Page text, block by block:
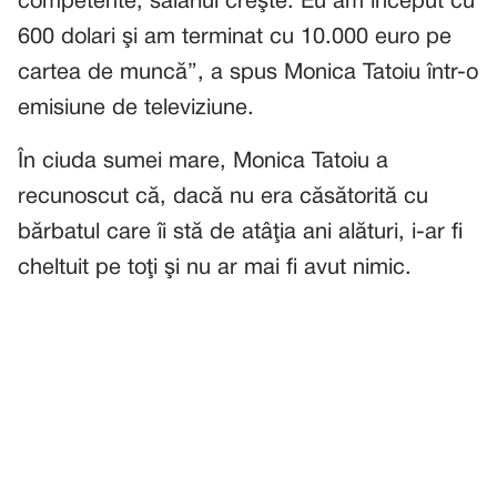
600 dolari şi am terminat cu 10.000 euro pe
cartea de muncă”, a spus Monica Tatoiu într-o
emisiune de televiziune.
În ciuda sumei mare, Monica Tatoiu a
recunoscut că, dacă nu era căsătorită cu
bărbatul care îi stă de atâţia ani alături, i-ar fi
cheltuit pe toţi şi nu ar mai fi avut nimic.